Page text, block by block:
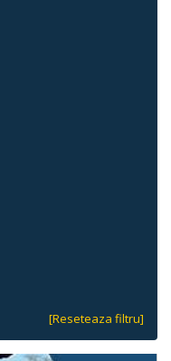
[Reseteaza filtru]